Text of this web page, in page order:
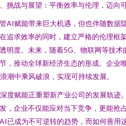
挑战与展望：平衡效率与伦理，迈向
AI赋能带来巨大机遇，但也伴随数据
追求效率的同时，建立严格的伦理框
明度。未来，随着5G、物联网等技
，推动全球新经济生态的形成。企业
潮中乘风破浪，实现可持续发展。
度赋能正重塑新产业公司的发展轨迹
，企业不仅能应对当下竞争，更能抢
已成为不可逆转的趋势，而如何善用